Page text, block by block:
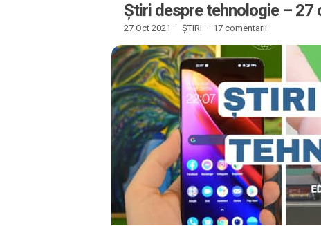
Știri despre tehnologie – 27
27 Oct 2021 · ȘTIRI · 17 comentarii